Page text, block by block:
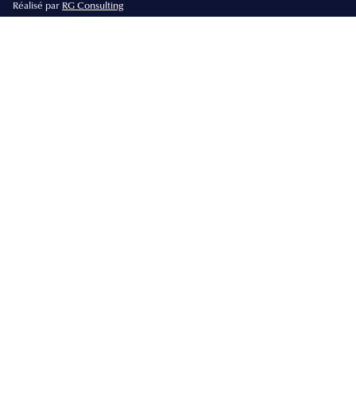
Réalisé par RG Consulting